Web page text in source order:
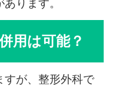
ります。
用は可能？
すが、整形外科で